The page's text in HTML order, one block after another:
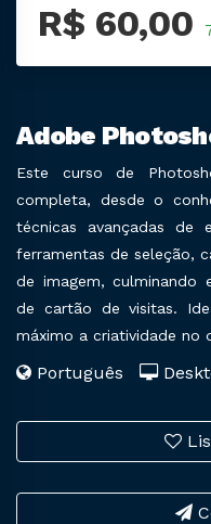
R$ 60,00
Adobe
Este curso de
completa, desde o
técnicas avançadas de
ferramentas de seleção,
de imagem,
de cartão de visitas.
máximo a criatividade no
Português